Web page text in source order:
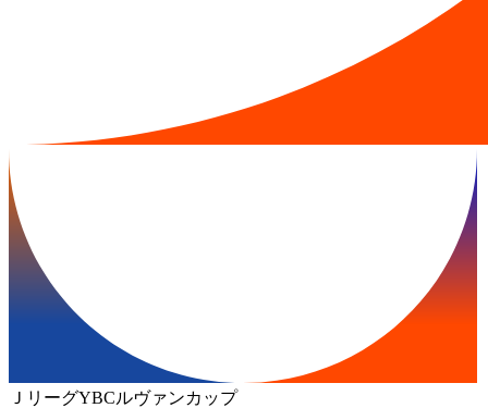
ＪリーグYBCルヴァンカップ